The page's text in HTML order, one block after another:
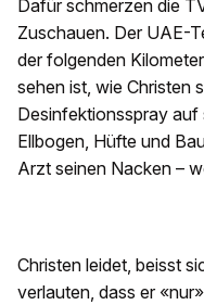
Dafür schmerzen die
Zuschauen. Der UAE-
der folgenden
sehen ist, wie Christen
Desinfektionsspray
Ellbogen, Hüfte und
Arzt seinen Nacken –
Christen leidet, beisst
verlauten, dass er